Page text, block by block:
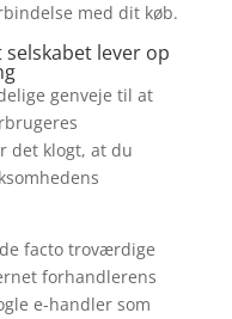
med dit køb.
lever op
genveje til at
det klogt, at du
facto troværdige
forhandlerens
e-handler som